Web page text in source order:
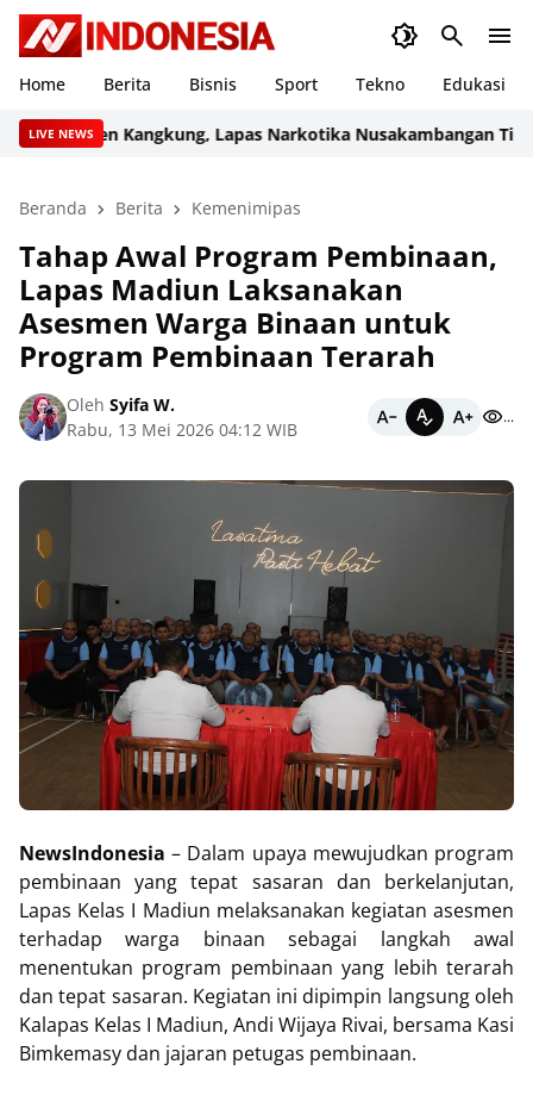
Home Berita Bisnis Sport Tekno Edukasi
LIVE NEWS
Panen Kangkung, Lapas Narkotika Nusakambangan
Beranda Berita Kemenimipas
Tahap Awal Program Pembinaan,
Lapas Madiun Laksanakan
Asesmen Warga Binaan untuk
Program Pembinaan Terarah
Oleh Syifa W.
Rabu, 13 Mei 2026 04:12 WIB
...
NewsIndonesia– Dalam upaya mewujudkan program
pembinaan yang tepat sasaran dan berkelanjutan,
Lapas Kelas I Madiun melaksanakan kegiatan asesmen
terhadap warga binaan sebagai langkah awal
menentukan program pembinaan yang lebih terarah
dan tepat sasaran. Kegiatan ini dipimpin langsung oleh
Kalapas Kelas I Madiun, Andi Wijaya Rivai, bersama Kasi
Bimkemasy dan jajaran petugas pembinaan.